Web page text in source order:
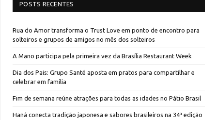
POSTS RECENTES
Rua do Amor transforma o Trust Love em ponto de encontro para
solteiros e grupos de amigos no mês dos solteiros
A Mano participa pela primeira vez da Brasília Restaurant Week
Dia dos Pais: Grupo Santé aposta em pratos para compartilhar e
celebrar em família
Fim de semana reúne atrações para todas as idades no Pátio Brasil
Haná conecta tradição japonesa e sabores brasileiros na 34ª edição